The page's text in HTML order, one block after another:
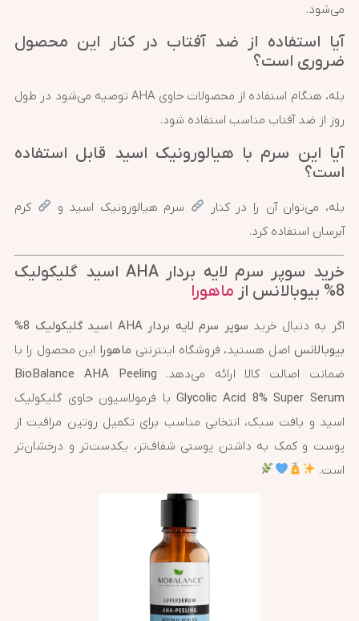
می‌شود.
آیا استفاده از ضد آفتاب در کنار این محصول
ضروری است؟
بله، هنگام استفاده از محصولات حاوی AHA توصیه می‌شود در طول
روز از ضد آفتاب مناسب استفاده شود.
آیا این سرم با هیالورونیک اسید قابل استفاده
است؟
بله، می‌توان آن را در کنار سرم هیالورونیک اسید و
کرم
آبرسان استفاده کرد.
خرید سوپر سرم لایه بردار AHA اسید گلیکولیک
8% بیوبالانس از
ماهورا
اگر به دنبال خرید
سوپر سرم لایه بردار AHA اسید گلیکولیک 8%
بیوبالانس اصل هستید، فروشگاه اینترنتی ماهورا این محصول را با
ضمانت اصالت کالا ارائه می‌دهد. BioBalance AHA Peeling
Glycolic Acid 8% Super Serum با فرمولاسیون حاوی گلیکولیک
اسید و بافت سبک، انتخابی مناسب برای تکمیل روتین مراقبت از
پوست و کمک به داشتن پوستی شفاف‌تر، یکدست‌تر و درخشان‌تر
است.